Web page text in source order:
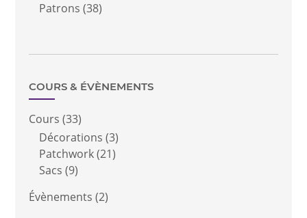
Patrons (38)
COURS & ÉVÈNEMENTS
Cours (33)
Décorations (3)
Patchwork(21)
Sacs (9)
Évènements (2)